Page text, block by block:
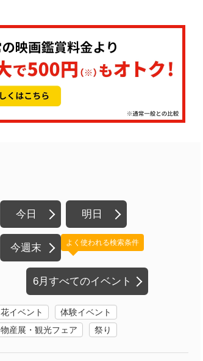
今日 明日
今週末
6月すべてのイベント
よく使われる検索条件
花イベント
体験イベント
物産展・観光フェア
祭り